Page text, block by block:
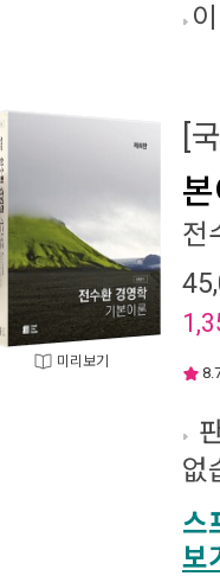
미리보기
[
전
없
스
보